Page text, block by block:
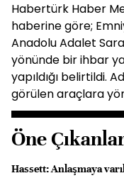
Habertürk Haber
haberine göre;
Anadolu Adalet
yönünde bir ihbar
yapıldığı belirtildi.
görülen araçlara
Öne
Hassett: Anlaşmaya